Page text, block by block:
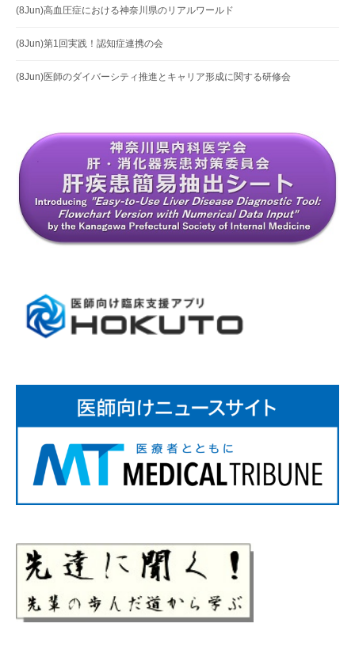
(8Jun)高血圧症における神奈川県のリアルワールド
(8Jun)第1回実践！認知症連携の会
(8Jun)医師のダイバーシティ推進とキャリア形成に関する研修会